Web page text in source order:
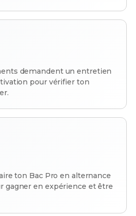
demandent un entretien
pour vérifier ton
ton Bac Pro en alternance
gagner en expérience et être